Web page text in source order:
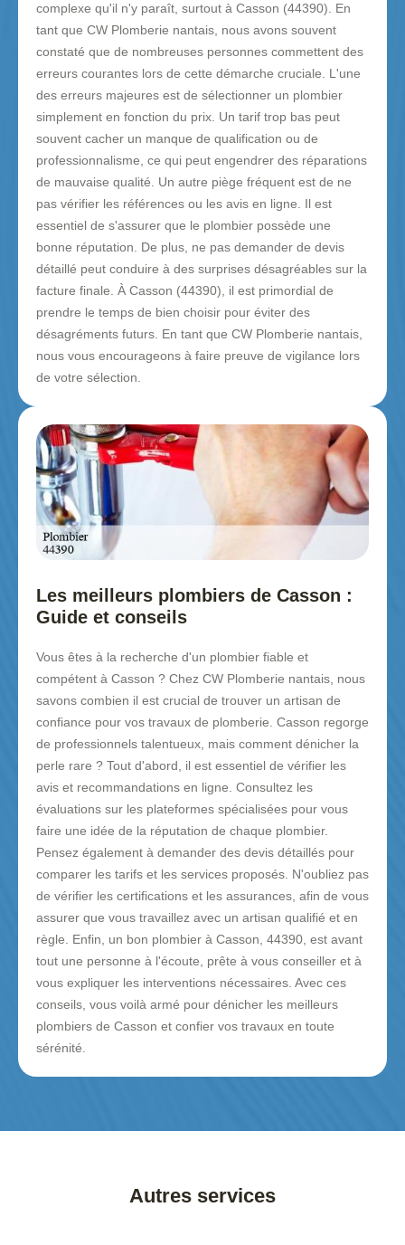
complexe qu'il n'y paraît, surtout à Casson (44390). En
tant que CW Plomberie nantais, nous avons souvent
constaté que de nombreuses personnes commettent des
erreurs courantes lors de cette démarche cruciale. L'une
des erreurs majeures est de sélectionner un plombier
simplement en fonction du prix. Un tarif trop bas peut
souvent cacher un manque de qualification ou de
professionnalisme, ce qui peut engendrer des réparations
de mauvaise qualité. Un autre piège fréquent est de ne
pas vérifier les références ou les avis en ligne. Il est
essentiel de s'assurer que le plombier possède une
bonne réputation. De plus, ne pas demander de devis
détaillé peut conduire à des surprises désagréables sur la
facture finale. À Casson (44390), il est primordial de
prendre le temps de bien choisir pour éviter des
désagréments futurs. En tant que CW Plomberie nantais,
nous vous encourageons à faire preuve de vigilance lors
de votre sélection.
Les meilleurs plombiers de Casson :
Guide et conseils
Vous êtes à la recherche d'un plombier fiable et
compétent à Casson ? Chez CW Plomberie nantais, nous
savons combien il est crucial de trouver un artisan de
confiance pour vos travaux de plomberie. Casson regorge
de professionnels talentueux, mais comment dénicher la
perle rare ? Tout d'abord, il est essentiel de vérifier les
avis et recommandations en ligne. Consultez les
évaluations sur les plateformes spécialisées pour vous
faire une idée de la réputation de chaque plombier.
Pensez également à demander des devis détaillés pour
comparer les tarifs et les services proposés. N'oubliez pas
de vérifier les certifications et les assurances, afin de vous
assurer que vous travaillez avec un artisan qualifié et en
règle. Enfin, un bon plombier à Casson, 44390, est avant
tout une personne à l'écoute, prête à vous conseiller et à
vous expliquer les interventions nécessaires. Avec ces
conseils, vous voilà armé pour dénicher les meilleurs
plombiers de Casson et confier vos travaux en toute
sérénité.
Autres services